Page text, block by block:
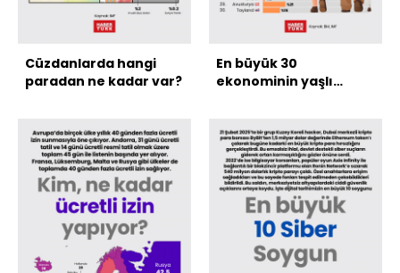
Cüzdanlarda hangi
paradan ne kadar var?
En büyük 30
ekonominin yaşlı